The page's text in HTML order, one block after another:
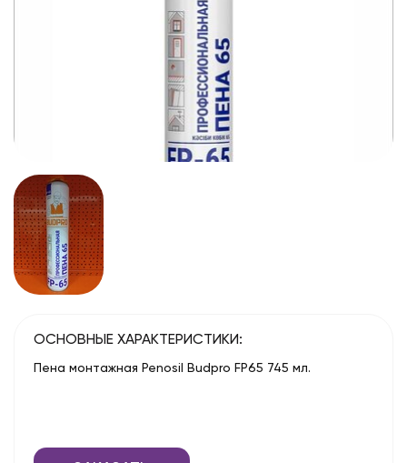
ОСНОВНЫЕ ХАРАКТЕРИСТИКИ:
Пена монтажная Penosil Budpro FP65 745 мл.